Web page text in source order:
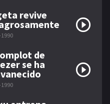
revive
de
se ha